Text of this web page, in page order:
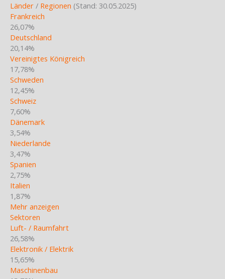
Länder / Regionen (Stand: 30.05.2025)
Frankreich
26,07%
Deutschland
20,14%
Vereinigtes Königreich
17,78%
Schweden
12,45%
Schweiz
7,60%
Dänemark
3,54%
Niederlande
3,47%
Spanien
2,75%
Italien
1,87%
Mehr anzeigen
Sektoren
Luft- / Raumfahrt
26,58%
Elektronik / Elektrik
15,65%
Maschinenbau